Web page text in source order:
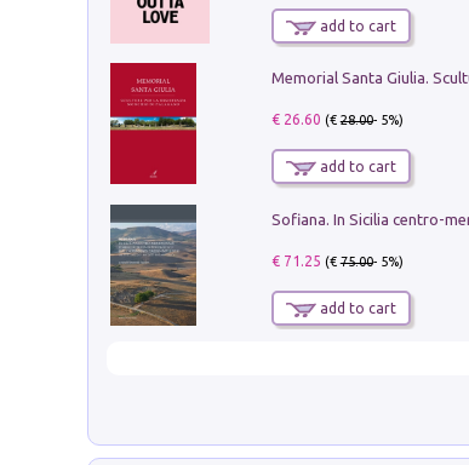
add to cart
€ 26.60 (€28.00- 5%)
add to cart
€ 71.25 (€75.00- 5%)
add to cart